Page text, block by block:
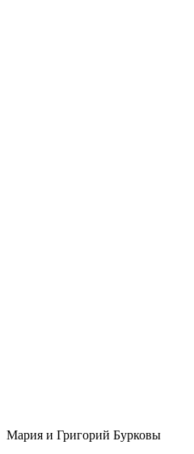
Мария и Григорий Бурковы